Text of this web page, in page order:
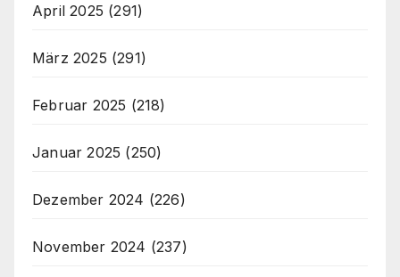
April 2025 (291)
März 2025 (291)
Februar 2025 (218)
Januar 2025 (250)
Dezember 2024 (226)
November 2024 (237)